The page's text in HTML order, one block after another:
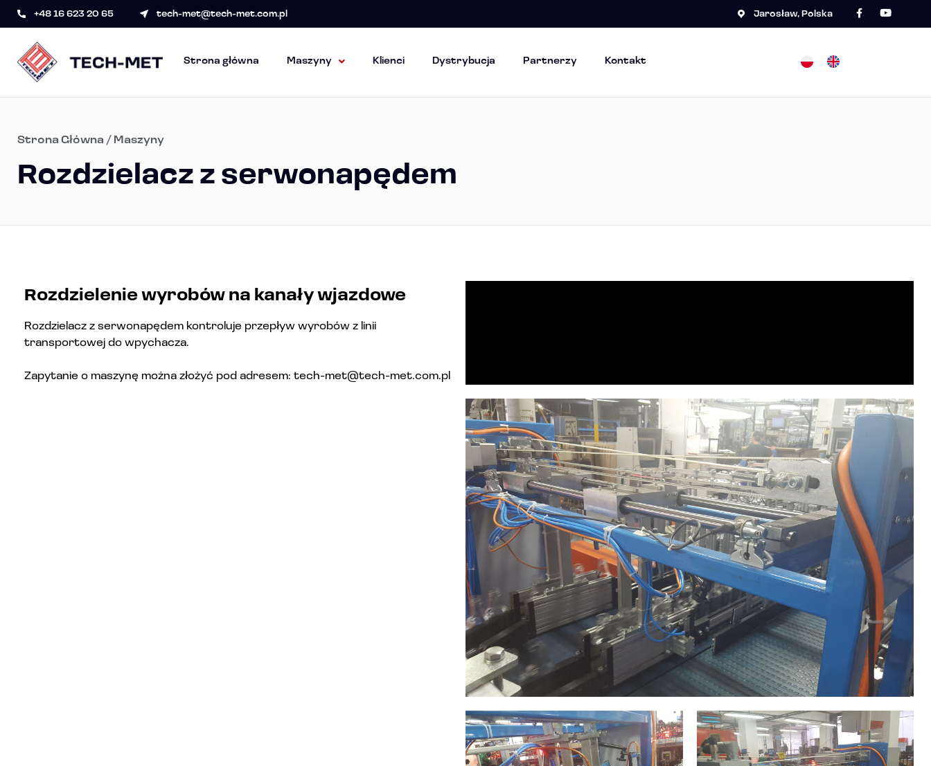
+48 16 623 20 65 tech-met@tech-met.com.pl Jarosław, Polska
Strona główna Maszyny Klienci Dystrybucja Partnerzy Kontakt
Strona Główna / Maszyny
Rozdzielacz z serwonapędem
Rozdzielenie wyrobów na kanały wjazdowe
Rozdzielacz z serwonapędem kontroluje przepływ wyrobów z linii
transportowej do wpychacza.
Zapytanie o maszynę można złożyć pod adresem: tech-met@tech-met.com.pl